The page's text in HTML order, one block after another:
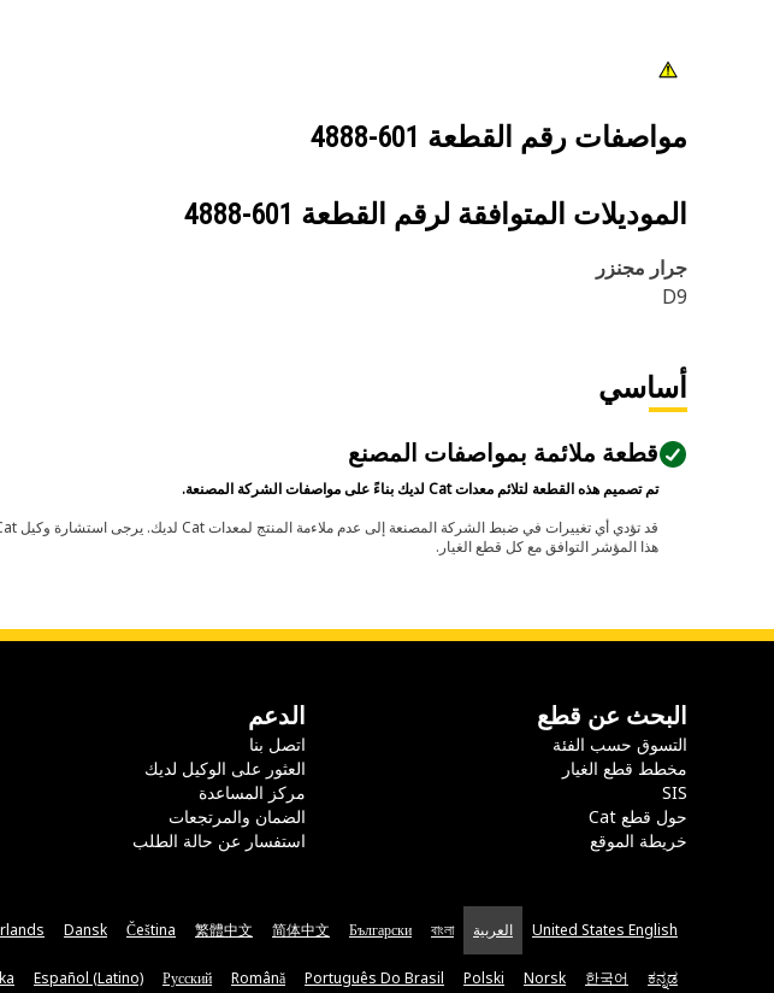
مواصفات رقم القطعة 601-4888
الموديلات المتوافقة لرقم القطعة 601-4888
جرار مجنزر
D9
أساسي
قطعة ملائمة بمواصفات المصنع
تم تصميم هذه القطعة لتلائم معدات Cat لديك بناءً على مواصفات الشركة المصنعة.
هذا المؤشر التوافق مع كل قطع الغيار.
البحث عن قطع
التسوق حسب الفئة
مخطط قطع الغيار
SIS
حول قطع Cat
خريطة الموقع
الدعم
اتصل بنا
العثور على الوكيل لديك
مركز المساعدة
الضمان والمرتجعات
استفسار عن حالة الطلب
United States English العربية বাংলা
Български
简体中文
繁體中文
Čeština
Dansk
ಕನ್ನಡ
한국어
Norsk
Polski
Português Do Brasil
Română
Русский
Español (Latino)